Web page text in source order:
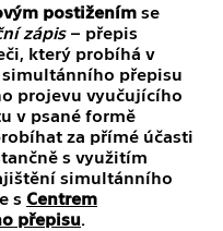
postižením se
zápis– přepis
který probíhá v
simultánního přepisu
projevu vyučujícího
v psané formě
za přímé účasti
s využitím
simultánního
s Centrem
přepisu.